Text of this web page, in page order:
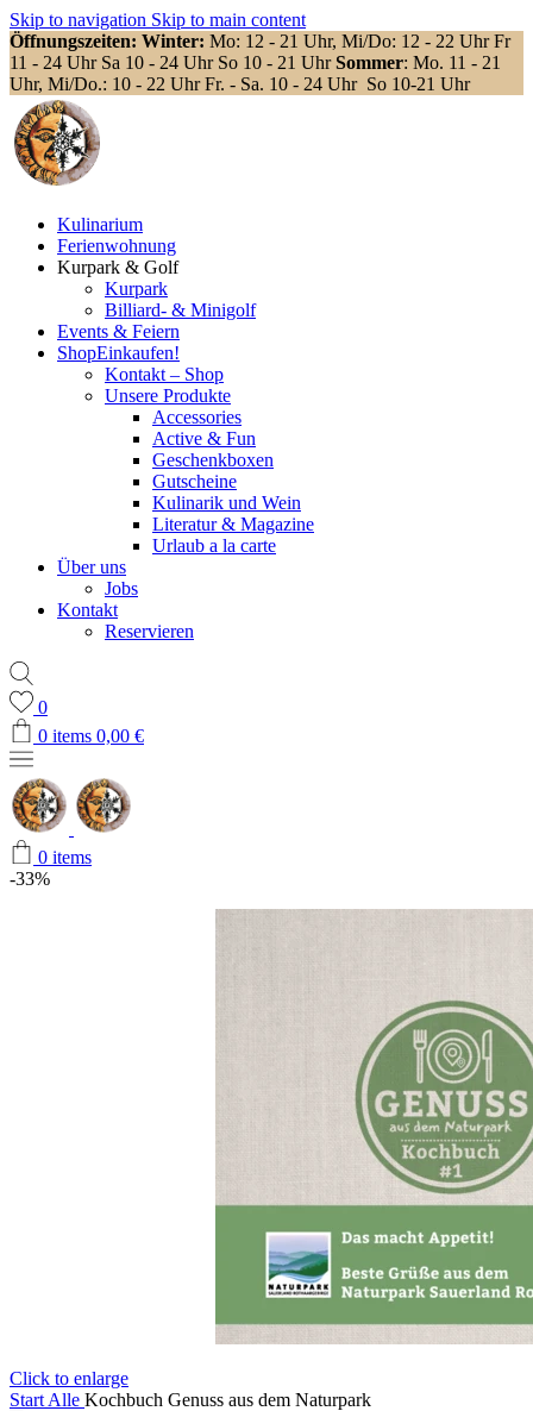
Skip to navigation Skip to main content
Öffnungszeiten: Winter: Mo: 12 - 21 Uhr, Mi/Do: 12 - 22 Uhr Fr
11 - 24 Uhr Sa 10 - 24 Uhr So 10 - 21 UhrSommer: Mo. 11 - 21
Uhr, Mi/Do.: 10 - 22 Uhr Fr. - Sa. 10 - 24 Uhr So 10-21 Uhr
Kulinarium
Ferienwohnung
Kurpark & Golf
Kurpark
Billiard- & Minigolf
Events & Feiern
ShopEinkaufen!
Kontakt – Shop
Unsere Produkte
Accessories
Active & Fun
Geschenkboxen
Gutscheine
Kulinarik und Wein
Literatur & Magazine
Urlaub a la carte
Über uns
Jobs
Kontakt
Reservieren
0
0 items 0,00 €
0 items
-33%
Click to enlarge
Start Alle Kochbuch Genuss aus dem Naturpark